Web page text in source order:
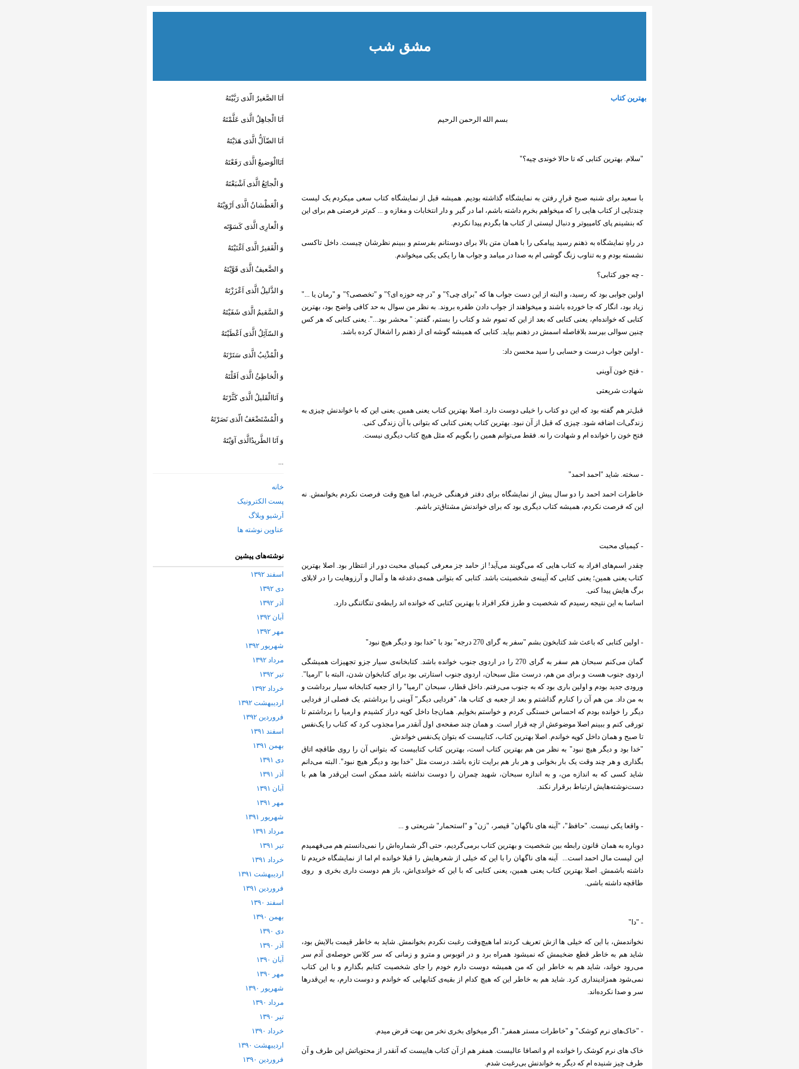
مشق شب
بهترین کتاب
بسم الله الرحمن الرحیم
"سلام. بهترین کتابی که تا حالا خوندی چیه؟"
با سعید برای شنبه صبح قرارِ رفتن به نمایشگاه گذاشته بودیم. همیشه قبل از نمایشگاه کتاب سعی میکردم یک لیست
چندتایی از کتاب هایی را که میخواهم بخرم داشته باشم، اما در گیر و دار انتخابات و مغازه و ... کم‌تر فرصتی هم برای این
که بنشینم پای کامپیوتر و دنبال لیستی از کتاب ها بگردم پیدا نکردم.
در راهِ نمایشگاه به ذهنم رسید پیامکی را با همان متن بالا برای دوستانم بفرستم و ببینم نظرشان چیست. داخل تاکسی
نشسته بودم و به تناوب زنگ گوشی ام به صدا در میامد و جواب ها را یکی یکی میخواندم.
- چه جور کتابی؟
اولین جوابی بود که رسید، و البته از این دست جواب ها که "برای چی؟" و "در چه حوزه ای؟" و "تخصصی؟" و "رمان یا ..."
زیاد بود، انگار که جا خورده باشند و میخواهند از جواب دادن طفره بروند. به نظر من سوال به حد کافی واضح بود، بهترین
کتابی که خوانده‌ام، یعنی کتابی که بعد از این که تموم شد و کتاب را بستم، گفتم: " محشر بود...". یعنی کتابی که هر کس
چنین سوالی بپرسد بلافاصله اسمش در ذهنم بیاید. کتابی که همیشه گوشه ای از ذهنم را اشغال کرده باشد.
- اولین جواب درست و حسابی را سید محسن داد:
- فتح خون آوینی
شهادت شریعتی
قبل‌تر هم گفته بود که این دو کتاب را خیلی دوست دارد. اصلا بهترین کتاب یعنی همین. یعنی این که با خواندنش چیزی به
زندگی‌ات اضافه شود. چیزی که قبل از آن نبود. بهترین کتاب یعنی کتابی که بتوانی با آن زندگی کنی.
فتح خون را خوانده ام و شهادت را نه. فقط می‎‌توانم همین را بگویم که مثل هیچ کتاب دیگری نیست.
- سخته. شاید "احمد احمد"
خاطرات احمد احمد را دو سال پیش از نمایشگاه برای دفتر فرهنگی خریدم، اما هیچ وقت فرصت نکردم بخوانمش. نه
این که فرصت نکردم، همیشه کتاب دیگری بود که برای خواندنش مشتاق‌تر باشم.
- کیمیای محبت
چقدر اسم‌های افراد به کتاب هایی که می‌گویند می‌آید! از حامد جز معرفی کیمیای محبت دور از انتظار بود. اصلا بهترین
کتاب یعنی همین؛ یعنی کتابی که آیینه‌ی شخصیتت باشد. کتابی که بتوانی همه‌ی دغدغه ها و آمال و آرزوهایت را در لابلای
برگ هایش پیدا کنی.
اساسا به این نتیجه رسیدم که شخصیت و طرز فکر افراد با بهترین کتابی که خوانده اند رابطه‌ی تنگاتنگی دارد.
- اولین کتابی که باعث شد کتابخون بشم "سفر به گرای 270 درجه" بود با "خدا بود و دیگر هیچ نبود"
گمان می‌کنم سبحان هم سفر به گرای 270 را در اردوی جنوب خوانده باشد. کتابخانه‌ی سیار جزو تجهیزات همیشگی
اردوی جنوب هست و برای من هم، درست مثل سبحان، اردوی جنوب استارتی بود برای کتابخوان شدن، البته با "ارمیا".
ورودی جدید بودم و اولین باری بود که به جنوب می‌رفتم. داخل قطار، سبحان "ارمیا" را از جعبه کتابخانه سیار برداشت و
به من داد. من هم آن را کنارم گذاشتم و بعد از جعبه ی کتاب ها، "فردایی دیگر" آوینی را برداشتم. یک فصلی از فردایی
دیگر را خوانده بودم که احساس خستگی کردم و خواستم بخوایم. همان‌جا داخل کوپه دراز کشیدم و ارمیا را برداشتم تا
تورقی کنم و ببینم اصلا موضوعش از چه قرار است. و همان چند صفحه‌ی اول آنقدر مرا مجذوب کرد که کتاب را یک‌نفس
تا صبح و همان داخل کوپه خواندم. اصلا بهترین کتاب، کتابیست که بتوان یک‌نفس خواندش.
"خدا بود و دیگر هیچ نبود" به نظر من هم بهترین کتاب است، بهترین کتاب کتابیست که بتوانی آن را روی طاقچه اتاق
بگذاری و هر چند وقت یک بار بخوانی و هر بار هم برایت تازه باشد. درست مثل "خدا بود و دیگر هیچ نبود". البته می‌دانم
شاید کسی که به اندازه من، و به اندازه سبحان، شهید چمران را دوست نداشته باشد ممکن است این‌قدر ها هم با
دست‌نوشته‌هایش ارتباط برقرار نکند.
- واقعا یکی نیست. "حافظ"، "آینه های ناگهان" قیصر، "زن" و "استحمار" شریعتی و ...
دوباره به همان قانون رابطه بین شخصیت و بهترین کتاب برمی‌گردیم، حتی اگر شماره‌اش را نمی‌دانستم هم می‌فهمیدم
این لیست مال احمد است... آینه های ناگهان را با این که خیلی از شعرهایش را قبلا خوانده ام اما از نمایشگاه خریدم تا
داشته باشمش. اصلا بهترین کتاب یعنی همین، یعنی کتابی که با این که خواندی‌اش، باز هم دوست داری بخری و روی
طاقچه داشته باشی.
- "دا"
نخواندمش، با این که خیلی ها ازش تعریف کردند اما هیچ‌وقت رغبت نکردم بخوانمش. شاید به خاطر قیمت بالایش بود،
شاید هم به خاطر قطع ضخیمش که نمیشود همراه برد و در اتوبوس و مترو و زمانی که سر کلاس حوصله‌ی آدم سر
می‌رود خواند، شاید هم به خاطر این که من همیشه دوست دارم خودم را جای شخصیت کتابم بگذارم و با این کتاب
نمی‌شود همزادپنداری کرد. شاید هم به خاطر این که هیچ کدام از بقیه‌ی کتابهایی که خواندم و دوست دارم، به این‌قدرها
سر و صدا نکرده‌اند.
- "خاک‌های نرم کوشک" و "خاطرات مستر همفر". اگر میخوای بخری نخر من بهت قرض میدم.
خاک های نرم کوشک را خوانده ام و انصافا عالیست. همفر هم از آن کتاب هاییست که آنقدر از محتویاتش این طرف و آن
طرف چیز شنیده ام که دیگر به خواندنش بی‌رغبت شدم.
اَنَا الصَّغیرُ الَّذى رَبَّیْتَهُ
اَنَا الْجاهِلُ الَّذى عَلَّمْتَهُ
اَنَا الضّآلُّ الَّذى هَدَیْتَهُ
اَنَاالْوَضیعُ الَّذى رَفَعْتَهُ
وَ الْجائِعُ الَّذى اَشْبَعْتَهُ
وَ الْعَطْشانُ الَّذى اَرْوَیْتَهُ
وَ الْعارِى الَّذى کَسَوْتَه
وَ الْفَقیرُ الَّذى اَغْنَیْتَهُ
وَ الضَّعیفُ الَّذى قَوَّیْتَهُ
وَ الذَّلیلُ الَّذى اَعْزَزْتَهُ
وَ السَّقیمُ الَّذى شَفَیْتَهُ
وَ السّآئِلُ الَّذى اَعْطَیْتَهُ
وَ الْمُذْنِبُ الَّذى سَتَرْتَهُ
وَ الْخاطِئُ الَّذى اَقَلْتَهُ
وَ اَنَاالْقَلیلُ الَّذى کَثَّرْتَهُ
وَ الْمُسْتَضْعَفُ الّذى نَصَرْتَهُ
وَ اَنَا الطَّریدُالَّذى آوَیْتَهُ
...
خانه
پست الکترونیک
آرشیو وبلاگ
عناوین نوشته ها
نوشته‌های پیشین
اسفند ۱۳۹۲
دی ۱۳۹۲
آذر ۱۳۹۲
آبان ۱۳۹۲
مهر ۱۳۹۲
شهریور ۱۳۹۲
مرداد ۱۳۹۲
تیر ۱۳۹۲
خرداد ۱۳۹۲
اردیبهشت ۱۳۹۲
فروردین ۱۳۹۲
اسفند ۱۳۹۱
بهمن ۱۳۹۱
دی ۱۳۹۱
آذر ۱۳۹۱
آبان ۱۳۹۱
مهر ۱۳۹۱
شهریور ۱۳۹۱
مرداد ۱۳۹۱
تیر ۱۳۹۱
خرداد ۱۳۹۱
اردیبهشت ۱۳۹۱
فروردین ۱۳۹۱
اسفند ۱۳۹۰
بهمن ۱۳۹۰
دی ۱۳۹۰
آذر ۱۳۹۰
آبان ۱۳۹۰
مهر ۱۳۹۰
شهریور ۱۳۹۰
مرداد ۱۳۹۰
تیر ۱۳۹۰
خرداد ۱۳۹۰
اردیبهشت ۱۳۹۰
فروردین ۱۳۹۰